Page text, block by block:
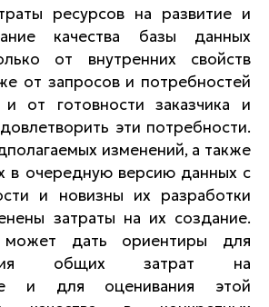
ресурсов на развитие и
качества базы данных
от внутренних свойств
от запросов и потребностей
и от готовности заказчика и
эти потребности.
изменений, а также
в очередную версию данных с
и новизны их разработки
затраты на их создание.
может дать ориентиры для
общих затрат на
и для оценивания этой